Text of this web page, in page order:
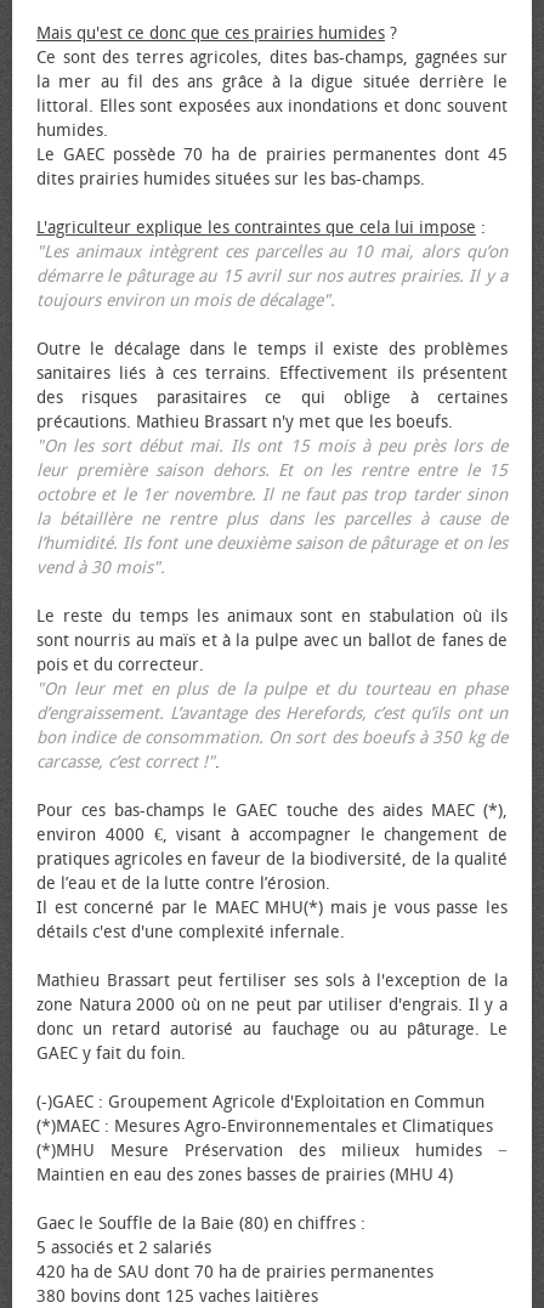
Mais qu'est ce donc que ces prairies humides ?
Ce sont des terres agricoles, dites bas-champs, gagnées sur
la mer au fil des ans grâce à la digue située derrière le
littoral. Elles sont exposées aux inondations et donc souvent
humides.
Le GAEC possède 70 ha de prairies permanentes dont 45
dites prairies humides situées sur les bas-champs.
L'agriculteur explique les contraintes que cela lui impose :
"Les animaux intègrent ces parcelles au 10 mai, alors qu’on
démarre le pâturage au 15 avril sur nos autres prairies. Il y a
toujours environ un mois de décalage".
Outre le décalage dans le temps il existe des problèmes
sanitaires liés à ces terrains. Effectivement ils présentent
des risques parasitaires ce qui oblige à certaines
précautions. Mathieu Brassart n'y met que les bœufs.
"On les sort début mai. Ils ont 15 mois à peu près lors de
leur première saison dehors. Et on les rentre entre le 15
octobre et le 1er novembre. Il ne faut pas trop tarder sinon
la bétaillère ne rentre plus dans les parcelles à cause de
l’humidité. Ils font une deuxième saison de pâturage et on les
vend à 30 mois".
Le reste du temps les animaux sont en stabulation où ils
sont nourris au maïs et à la pulpe avec un ballot de fanes de
pois et du correcteur.
"On leur met en plus de la pulpe et du tourteau en phase
d’engraissement. L’avantage des Herefords, c’est qu’ils ont un
bon indice de consommation. On sort des bœufs à 350 kg de
carcasse, c’est correct !".
Pour ces bas-champs le GAEC touche des aides MAEC (*),
environ 4000 €, visant à accompagner le changement de
pratiques agricoles en faveur de la biodiversité, de la qualité
de l’eau et de la lutte contre l’érosion.
Il est concerné par le MAEC MHU(*) mais je vous passe les
détails c'est d'une complexité infernale.
Mathieu Brassart peut fertiliser ses sols à l'exception de la
zone Natura 2000 où on ne peut par utiliser d'engrais. Il y a
donc un retard autorisé au fauchage ou au pâturage. Le
GAEC y fait du foin.
(-)GAEC : Groupement Agricole d'Exploitation en Commun
(*)MAEC : Mesures Agro-Environnementales et Climatiques
(*)MHU Mesure Préservation des milieux humides −
Maintien en eau des zones basses de prairies (MHU 4)
Gaec le Souffle de la Baie (80) en chiffres :
5 associés et 2 salariés
420 ha de SAU dont 70 ha de prairies permanentes
380 bovins dont 125 vaches laitières